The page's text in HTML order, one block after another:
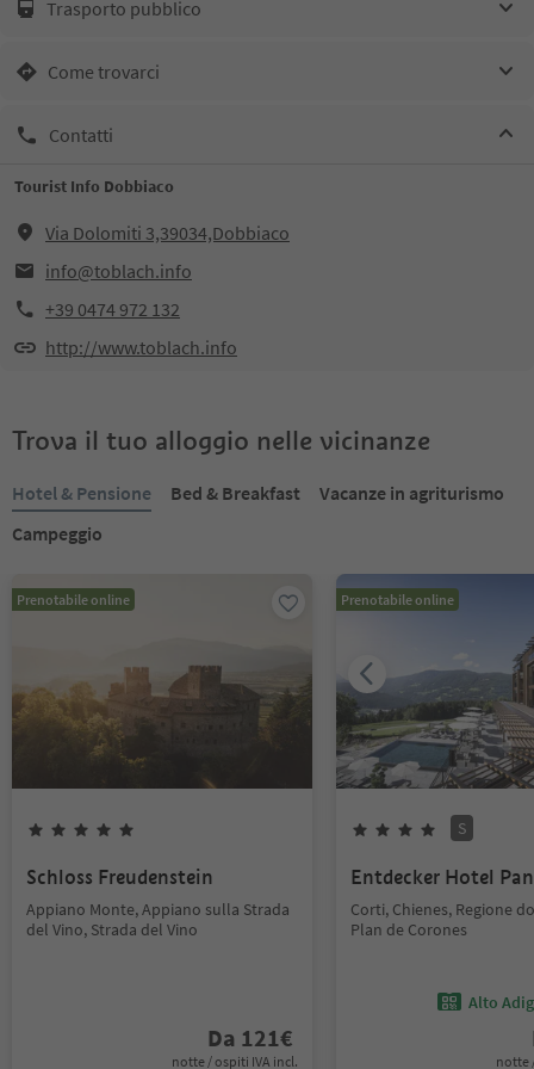
Trasporto pubblico
Come trovarci
Contatti
Tourist Info Dobbiaco
Via Dolomiti 3,39034,Dobbiaco
info@toblach.info
+39 0474 972 132
http://www.toblach.info
Trova il tuo alloggio nelle vicinanze
Hotel & Pensione Bed & Breakfast
Vacanze in agriturismo
Campeggio
Prenotabile online
Schloss Freudenstein
Appiano Monte, Appiano sulla Strada
del Vino, Strada del Vino
Da 121€
notte / ospiti IVA incl.
Prenotabile online
S
Entdecker Hotel
Corti, Chienes, Regione
Plan de Corones
Alto
notte